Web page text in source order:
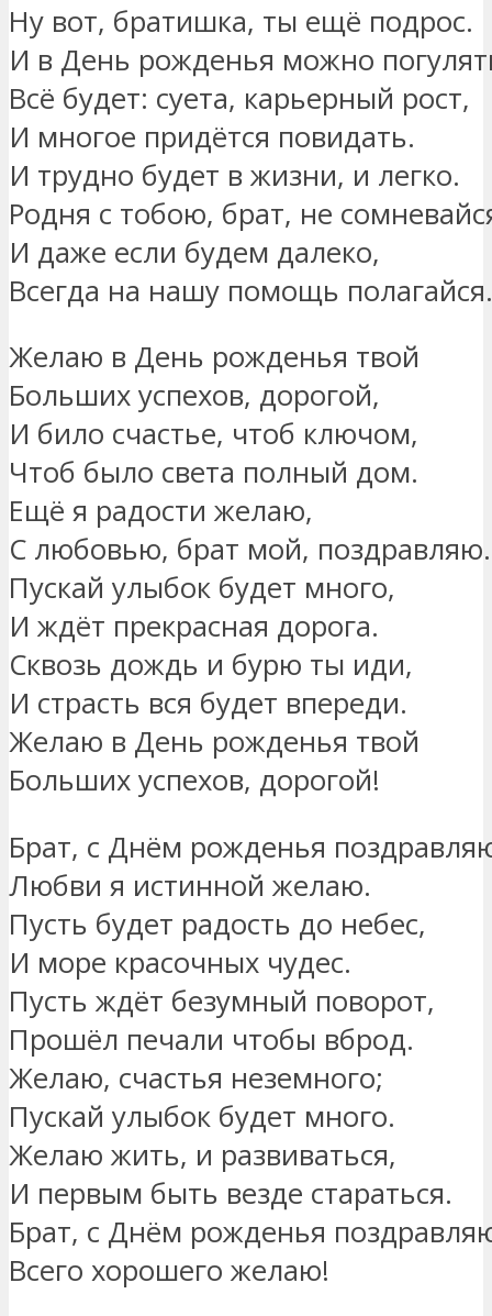
Ну вот, братишка, ты ещё подрос.
И в День рожденья можно
Всё будет: суета, карьерный рост,
И многое придётся повидать.
И трудно будет в жизни, и легко.
Родня с тобою, брат, не
И даже если будем далеко,
Всегда на нашу помощь полагайся.
Желаю в День рожденья твой
Больших успехов, дорогой,
И било счастье, чтоб ключом,
Чтоб было света полный дом.
Ещё я радости желаю,
С любовью, брат мой, поздравляю.
Пускай улыбок будет много,
И ждёт прекрасная дорога.
Сквозь дождь и бурю ты иди,
И страсть вся будет впереди.
Желаю в День рожденья твой
Больших успехов, дорогой!
Брат, с Днём рожденья
Любви я истинной желаю.
Пусть будет радость до небес,
И море красочных чудес.
Пусть ждёт безумный поворот,
Прошёл печали чтобы вброд.
Желаю, счастья неземного;
Пускай улыбок будет много.
Желаю жить, и развиваться,
И первым быть везде стараться.
Брат, с Днём рожденья
Всего хорошего желаю!